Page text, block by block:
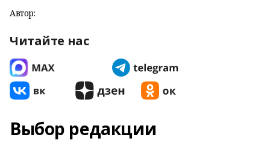
Автор:
Читайте нас
Выбор редакции